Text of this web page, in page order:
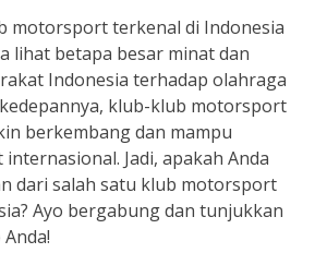
motorsport terkenal di Indonesia
lihat betapa besar minat dan
Indonesia terhadap olahraga
klub-klub motorsport
berkembang dan mampu
Jadi, apakah Anda
dari salah satu klub motorsport
Ayo bergabung dan tunjukkan